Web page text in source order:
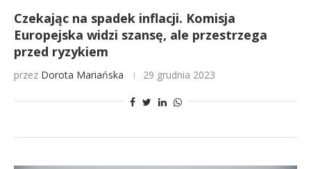
Czekając na spadek inflacji. Komisja
Europejska widzi szansę, ale przestrzega
przed ryzykiem
przez Dorota Mariańska 29 grudnia 2023